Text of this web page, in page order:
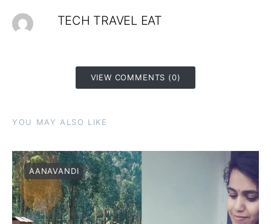
TECH TRAVEL EAT
VIEW COMMENTS (0)
YOU MAY ALSO LIKE
AANAVANDI